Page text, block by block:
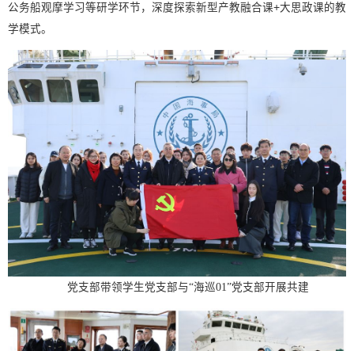
公务船观摩学习等研学环节，深度探索新型产教融合课+大思政课的教
学模式。
党支部带领学生党支部与“海巡01”党支部开展共建